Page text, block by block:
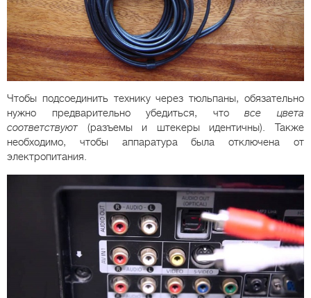
Чтобы подсоединить технику через тюльпаны, обязательно
нужно предварительно убедиться, чтовсе цвета
соответствуют(разъемы и штекеры идентичны). Также
необходимо, чтобы аппаратура была отключена от
электропитания.